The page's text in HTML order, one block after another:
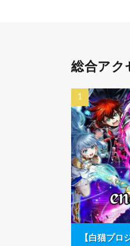
総合アク
【白猫プロ